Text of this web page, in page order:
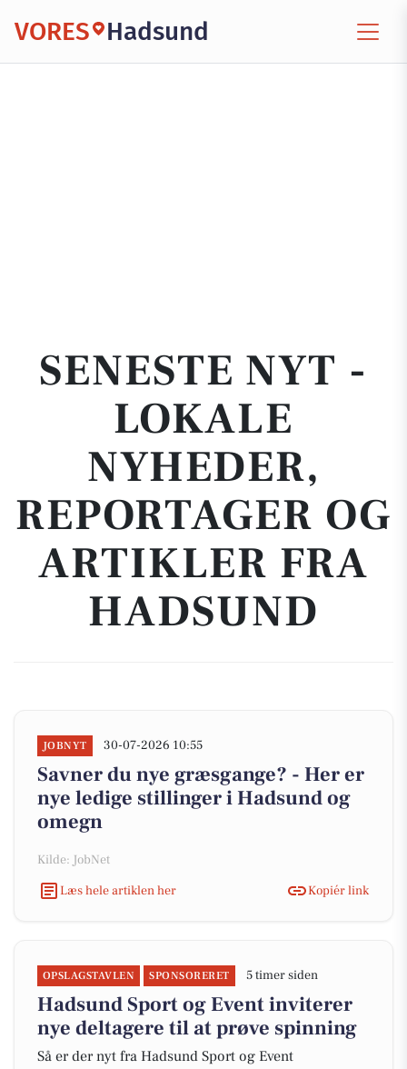
VORES Hadsund
SENESTE NYT -
LOKALE
NYHEDER,
REPORTAGER OG
ARTIKLER FRA
HADSUND
JOBNYT 30-07-2026 10:55
Savner du nye græsgange? - Her er
nye ledige stillinger i Hadsund og
omegn
Kilde: JobNet
Læs hele artiklen her
Kopiér link
OPSLAGSTAVLEN SPONSORERET 5 timer siden
Hadsund Sport og Event inviterer
nye deltagere til at prøve spinning
Så er der nyt fra Hadsund Sport og Event